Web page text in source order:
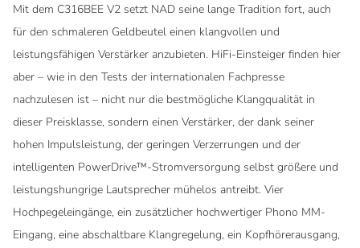
Mit dem C316BEE V2 setzt NAD seine lange Tradition fort, auch
für den schmaleren Geldbeutel einen klangvollen und
leistungsfähigen Verstärker anzubieten. HiFi-Einsteiger finden hier
aber – wie in den Tests der internationalen Fachpresse
nachzulesen ist – nicht nur die bestmögliche Klangqualität in
dieser Preisklasse, sondern einen Verstärker, der dank seiner
hohen Impulsleistung, der geringen Verzerrungen und der
intelligenten PowerDrive™-Stromversorgung selbst größere und
leistungshungrige Lautsprecher mühelos antreibt. Vier
Hochpegeleingänge, ein zusätzlicher hochwertiger Phono MM-
Eingang, eine abschaltbare Klangregelung, ein Kopfhörerausgang,